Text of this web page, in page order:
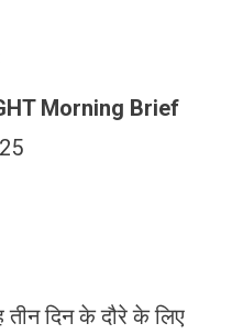
Morning Brief
तीन दिन के दौरे के लिए